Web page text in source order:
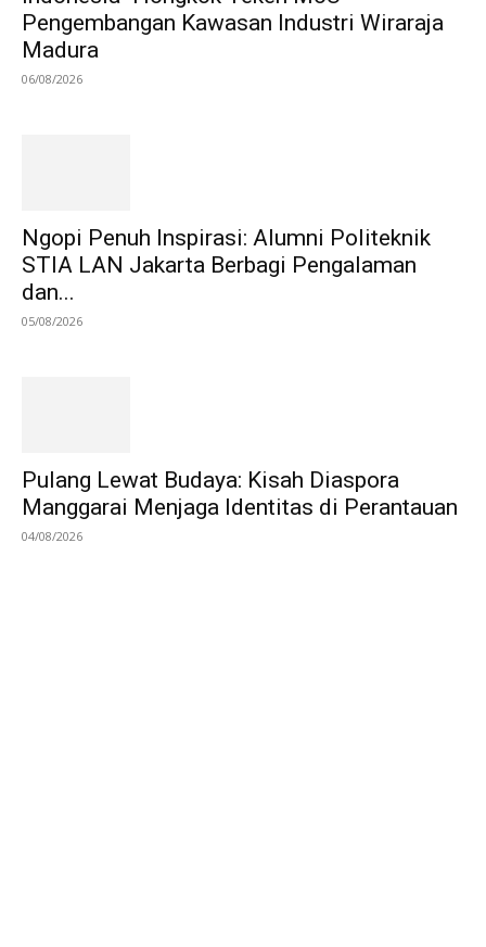
Pengembangan Kawasan Industri Wiraraja
Madura
06/08/2026
Ngopi Penuh Inspirasi: Alumni Politeknik
STIA LAN Jakarta Berbagi Pengalaman
dan...
05/08/2026
Pulang Lewat Budaya: Kisah Diaspora
Manggarai Menjaga Identitas di Perantauan
04/08/2026